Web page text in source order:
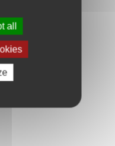
all